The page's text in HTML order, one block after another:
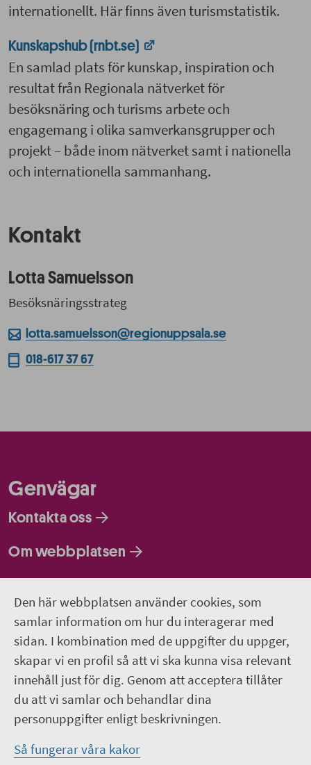
Den här webbplatsen använder cookies, som
samlar information om hur du interagerar med
sidan. I kombination med de uppgifter du uppger,
skapar vi en profil så att vi ska kunna visa relevant
innehåll just för dig. Genom att acceptera tillåter
du att vi samlar och behandlar dina
personuppgifter enligt beskrivningen.
Så fungerar våra kakor
internationellt. Här finns även turismstatistik.
Kunskapshub (rnbt.se)
En samlad plats för kunskap, inspiration och
resultat från Regionala nätverket för
besöksnäring och turisms arbete och
engagemang i olika samverkansgrupper och
projekt – både inom nätverket samt i nationella
och internationella sammanhang.
Kontakt
Lotta Samuelsson
Besöksnäringsstrateg
lotta.samuelsson@regionuppsala.se
018-617 37 67
Genvägar
Kontakta oss
Om webbplatsen
Följ oss
Lediga jobb
Pressrum
Facebook
Jobba hos oss – Facebook